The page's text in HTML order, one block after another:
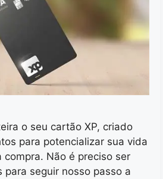
o seu cartão XP, criado
para potencializar sua vida
Não é preciso ser
para seguir nosso passo a